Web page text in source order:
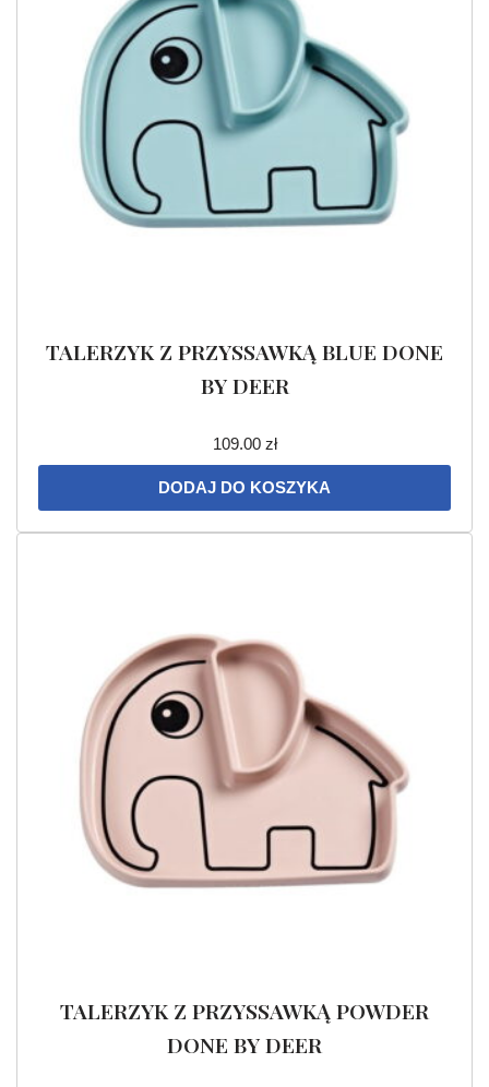
TALERZYK Z PRZYSSAWKĄ BLUE DONE
BY DEER
109.00 zł
DODAJ DO KOSZYKA
TALERZYK Z PRZYSSAWKĄ POWDER
DONE BY DEER